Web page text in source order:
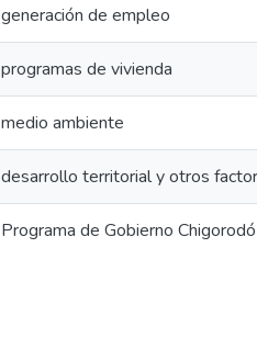
generación de empleo
programas de vivienda
medio ambiente
desarrollo territorial y otros
Programa de Gobierno